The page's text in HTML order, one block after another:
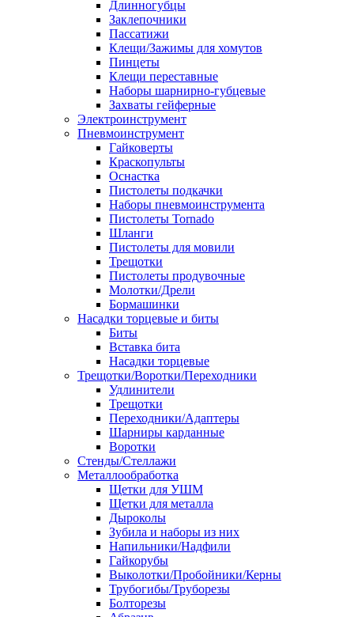
Длинногубцы
Заклепочники
Пассатижи
Клещи/Зажимы для хомутов
Пинцеты
Клещи переставные
Наборы шарнирно-губцевые
Захваты гейферные
Электроинструмент
Пневмоинструмент
Гайковерты
Краскопульты
Оснастка
Пистолеты подкачки
Наборы пневмоинструмента
Пистолеты Tornado
Шланги
Пистолеты для мовили
Трещотки
Пистолеты продувочные
Молотки/Дрели
Бормашинки
Насадки торцевые и биты
Биты
Вставка бита
Насадки торцевые
Трещотки/Воротки/Переходники
Удлинители
Трещотки
Переходники/Адаптеры
Шарниры карданные
Воротки
Стенды/Стеллажи
Металлообработка
Щетки для УШМ
Щетки для металла
Дыроколы
Зубила и наборы из них
Напильники/Надфили
Гайкорубы
Выколотки/Пробойники/Керны
Трубогибы/Труборезы
Болторезы